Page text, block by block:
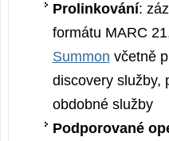
Prolinkování:
formátu MARC
Summon včetně
discovery služby,
obdobné služby
Podporované